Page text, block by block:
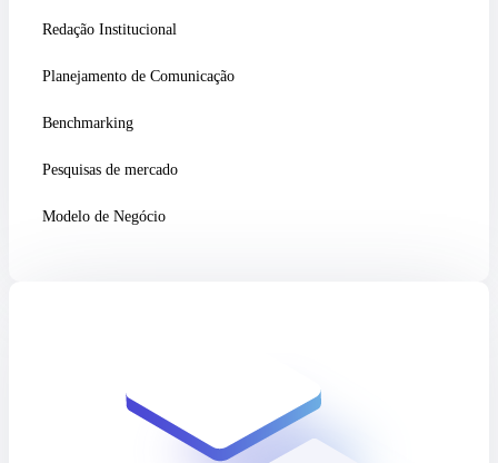
Redação Institucional
Planejamento de Comunicação
Benchmarking
Pesquisas de mercado
Modelo de Negócio